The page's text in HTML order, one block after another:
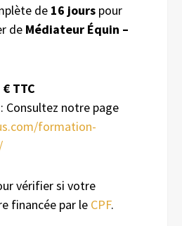
de 16 jours pour
de Médiateur Équin –
TTC
Consultez notre page
formation-
vérifier si votre
financée par le CPF.